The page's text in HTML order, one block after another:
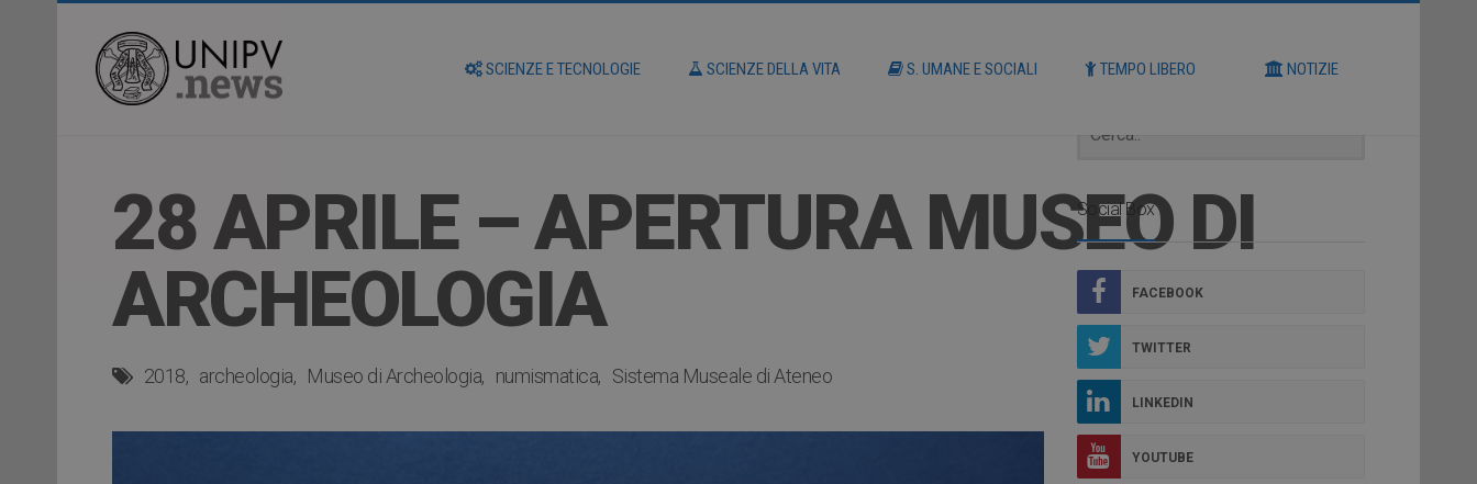
SCIENZE E TECNOLOGIE SCIENZE DELLA VITA S. UMANE E SOCIALI TEMPO LIBERO NOTIZIE
28 APRILE – APERTURA MUSEO DI
ARCHEOLOGIA
2018 archeologia Museo di Archeologia numismatica Sistema Museale di Ateneo
Social Box
FACEBOOK
TWITTER
LINKEDIN
YOUTUBE